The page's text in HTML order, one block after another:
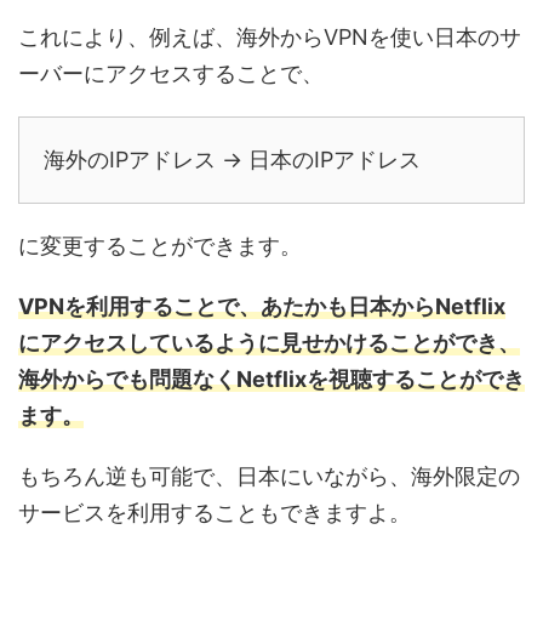
これにより、例えば、海外からVPNを使い日本のサ
ーバーにアクセスすることで、
海外のIPアドレス → 日本のIPアドレス
に変更することができます。
VPNを利用することで、あたかも日本からNetflix
にアクセスしているように見せかけることができ、
海外からでも問題なくNetflixを視聴することができ
ます。
もちろん逆も可能で、日本にいながら、海外限定の
サービスを利用することもできますよ。